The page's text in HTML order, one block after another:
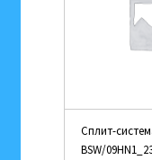
Сплит-
BSW/